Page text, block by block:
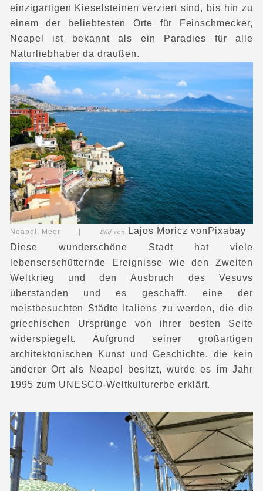
einzigartigen Kieselsteinen verziert sind, bis hin zu
einem der beliebtesten Orte für Feinschmecker,
Neapel ist bekannt als ein Paradies für alle
Naturliebhaber da draußen.
Neapel, Meer | Bild von Lajos Moricz von Pixabay
Diese wunderschöne Stadt hat viele
lebenserschütternde Ereignisse wie den Zweiten
Weltkrieg und den Ausbruch des Vesuvs
überstanden und es geschafft, eine der
meistbesuchten Städte Italiens zu werden, die die
griechischen Ursprünge von ihrer besten Seite
widerspiegelt. Aufgrund seiner großartigen
architektonischen Kunst und Geschichte, die kein
anderer Ort als Neapel besitzt, wurde es im Jahr
1995 zum UNESCO-Weltkulturerbe erklärt.